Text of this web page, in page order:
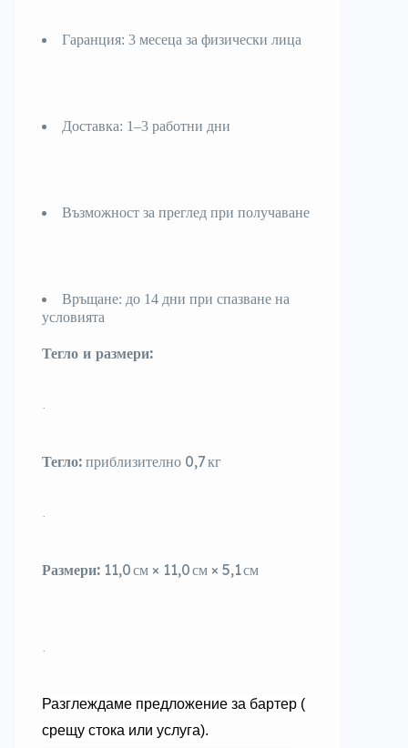
Гаранция: 3 месеца за физически лица
Доставка: 1–3 работни дни
Възможност за преглед при получаване
Връщане: до 14 дни при спазване на
условията
Тегло и размери:
·
Тегло: приблизително 0,7 кг
·
Размери: 11,0 см × 11,0 см × 5,1 см
·
Разглеждаме предложение за бартер (
срещу стока или услуга).